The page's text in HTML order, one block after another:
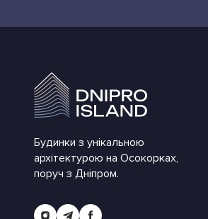
Будинки з унікальною
архітектурою на Осокорках,
поруч з Дніпром.